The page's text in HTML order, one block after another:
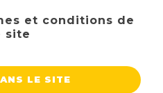
et conditions de
site
LE SITE